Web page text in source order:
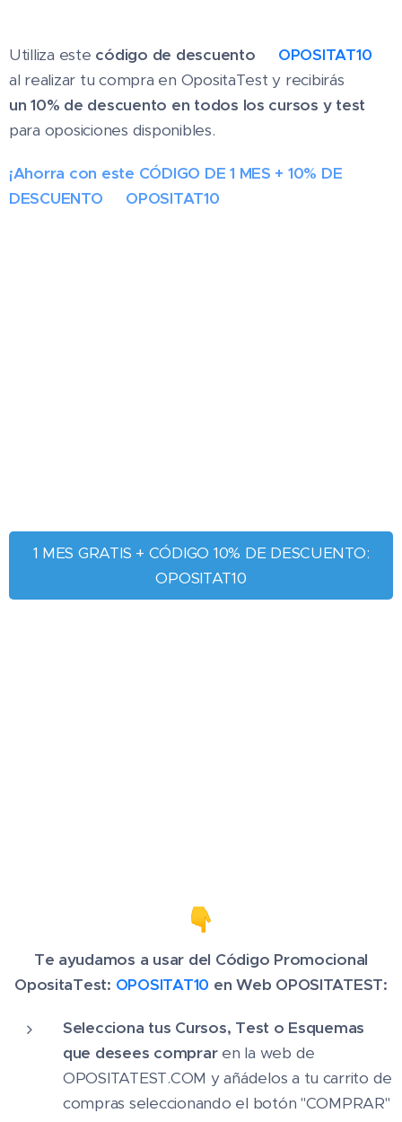
Utilliza este código de descuento OPOSITAT10
al realizar tu compra en OpositaTest y recibirás
un 10% de descuento en todos los cursos y test
para oposiciones disponibles.
¡Ahorra con este CÓDIGO DE 1 MES + 10% DE
DESCUENTO ✨OPOSITAT10✨
1 MES GRATIS + CÓDIGO 10% DE DESCUENTO:
OPOSITAT10
Te ayudamos a usar del Código Promocional
OpositaTest: OPOSITAT10 en Web OPOSITATEST:
Selecciona tus Cursos, Test o Esquemas
que desees compraren la web de
OPOSITATEST.COM y añádelos a tu carrito de
compras seleccionando el botón "COMPRAR"